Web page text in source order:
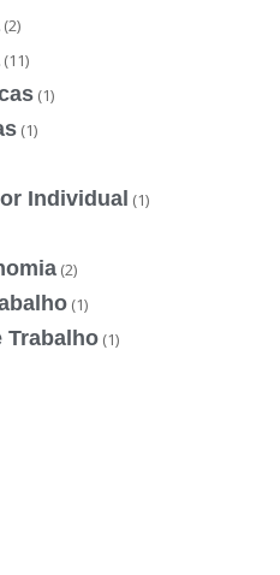
(2)
(11)
(1)
(1)
Individual (1)
(2)
(1)
Trabalho (1)